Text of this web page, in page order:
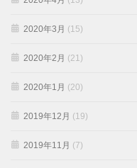
2020年3月 (15)
2020年2月 (21)
2020年1月 (20)
2019年12月 (19)
2019年11月 (7)